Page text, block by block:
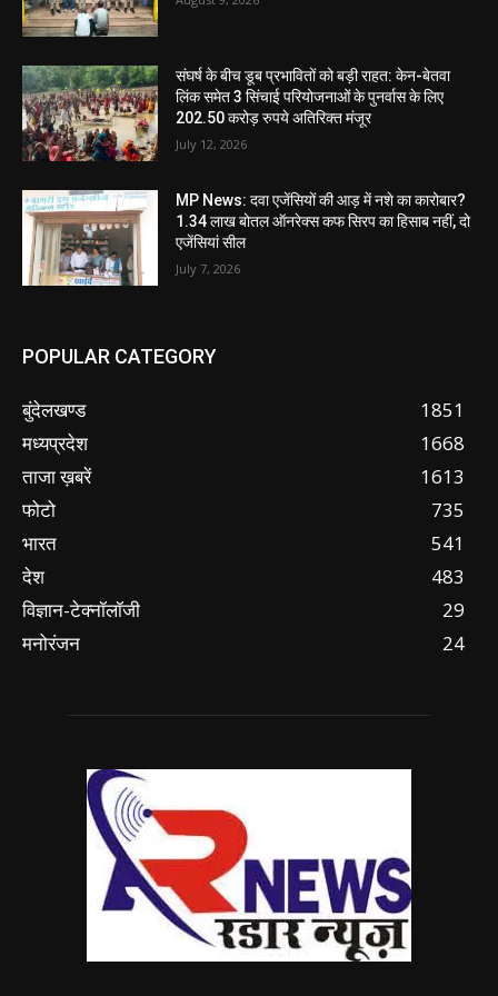
संघर्ष के बीच डूब प्रभावितों को बड़ी राहत: केन-बेतवा
लिंक समेत 3 सिंचाई परियोजनाओं के पुनर्वास के लिए
202.50 करोड़ रुपये अतिरिक्त मंजूर
July 12, 2026
MP News: दवा एजेंसियों की आड़ में नशे का कारोबार?
1.34 लाख बोतल ऑनरेक्स कफ सिरप का हिसाब नहीं, दो
एजेंसियां सील
July 7, 2026
POPULAR CATEGORY
बुंदेलखण्ड
1851
मध्यप्रदेश
1668
ताजा ख़बरें
1613
फोटो
735
भारत
541
देश
483
विज्ञान-टेक्नॉलॉजी
29
मनोरंजन
24